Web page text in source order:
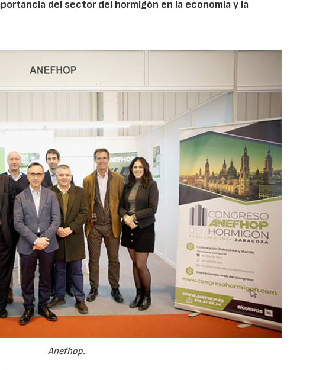
del sector del hormigón en la economía y la
Anefhop.